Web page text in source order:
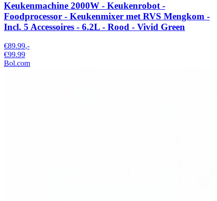
Keukenmachine 2000W - Keukenrobot -
Foodprocessor - Keukenmixer met RVS Mengkom -
Incl. 5 Accessoires - 6.2L - Rood - Vivid Green
€89.99,-
€99.99
Bol.com